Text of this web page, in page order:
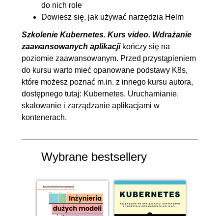
do nich role
Dowiesz się, jak używać narzędzia Helm
Szkolenie Kubernetes. Kurs video. Wdrażanie
zaawansowanych aplikacji kończy się na
poziomie zaawansowanym. Przed przystąpieniem
do kursu warto mieć opanowane podstawy K8s,
które możesz poznać m.in. z innego kursu autora,
dostępnego tutaj: Kubernetes. Uruchamianie,
skalowanie i zarządzanie aplikacjami w
kontenerach.
Wybrane bestsellery